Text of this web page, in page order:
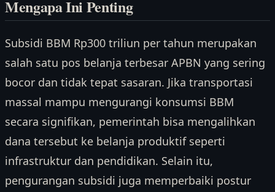
Mengapa Ini Penting
Subsidi BBM Rp300 triliun per tahun merupakan
salah satu pos belanja terbesar APBN yang sering
bocor dan tidak tepat sasaran. Jika transportasi
massal mampu mengurangi konsumsi BBM
secara signifikan, pemerintah bisa mengalihkan
dana tersebut ke belanja produktif seperti
infrastruktur dan pendidikan. Selain itu,
pengurangan subsidi juga memperbaiki postur